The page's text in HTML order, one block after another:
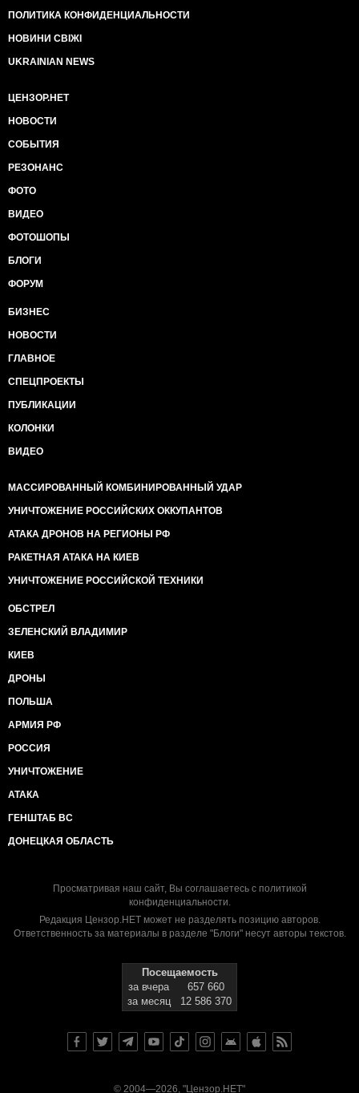
ПОЛИТИКА КОНФИДЕНЦИАЛЬНОСТИ
НОВИНИ СВІЖІ
UKRAINIAN NEWS
ЦЕНЗОР.НЕТ
НОВОСТИ
СОБЫТИЯ
РЕЗОНАНС
ФОТО
ВИДЕО
ФОТОШОПЫ
БЛОГИ
ФОРУМ
БИЗНЕС
НОВОСТИ
ГЛАВНОЕ
СПЕЦПРОЕКТЫ
ПУБЛИКАЦИИ
КОЛОНКИ
ВИДЕО
МАССИРОВАННЫЙ КОМБИНИРОВАННЫЙ УДАР
УНИЧТОЖЕНИЕ РОССИЙСКИХ ОККУПАНТОВ
АТАКА ДРОНОВ НА РЕГИОНЫ РФ
РАКЕТНАЯ АТАКА НА КИЕВ
УНИЧТОЖЕНИЕ РОССИЙСКОЙ ТЕХНИКИ
ОБСТРЕЛ
ЗЕЛЕНСКИЙ ВЛАДИМИР
КИЕВ
ДРОНЫ
ПОЛЬША
АРМИЯ РФ
РОССИЯ
УНИЧТОЖЕНИЕ
АТАКА
ГЕНШТАБ ВС
ДОНЕЦКАЯ ОБЛАСТЬ
Просматривая наш сайт, Вы соглашаетесь с политикой
конфиденциальности.
Редакция Цензор.НЕТ может не разделять позицию авторов.
Ответственность за материалы в разделе "Блоги" несут авторы текстов.
Посещаемость
за вчера
657 660
за месяц
12 586 370
© 2004—2026, "Цензор.НЕТ"